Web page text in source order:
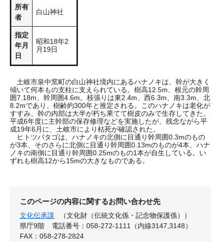
所有
者
白山神社
指定
年月
日
昭和18年2
月19日
土岐市泉中窯町の白山神社境内にあるハナノキは、幹が大きく
傾いて何本もの支柱に支えられている。樹高12.5m、根元の幹周
囲7.18m、幹周囲4.6m。枝張りは東2.4m、西6.3m、南3.3m、北
8.2mであり、樹齢約300年と推定される。このハナノキは老化が
すすみ、幹の内部は大半が朽ち果てて樹皮のみで生存してきた。
平成6年度に主幹部の保存修理などを実施したが、残念ながら平
成19年6月に、土岐市により枯死が確認された。
ヒトツバタゴは、ハナノキの北側に目通り幹周囲0.3mのもの
が3本、そのさらに北側に目通り幹周囲0.13mのものが4本、ハナ
ノキの南側に目通り幹周囲0.25mのもの1本が自生している。い
ずれも樹高12から15mの大きなものである。
このページの内容に関するお問い合わせ先
文化伝承課
（文化財（伝統文化係・記念物保護係））
県庁9階
電話番号：058-272-1111（内線3147,3148）
FAX：058-278-2824